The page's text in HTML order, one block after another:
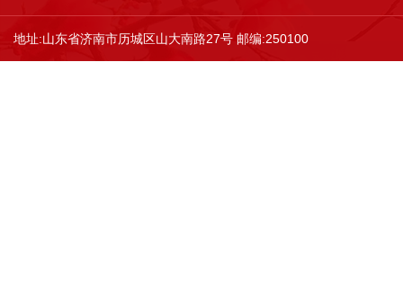
地址:山东省济南市历城区山大南路27号 邮编:250100